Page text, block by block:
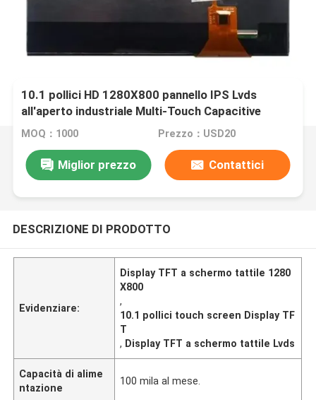
10.1 pollici HD 1280X800 pannello IPS Lvds
all'aperto industriale Multi-Touch Capacitive
Touch Screen TFT LCD Module Display
MOQ：1000 Prezzo：USD20
Miglior prezzo Contattici
DESCRIZIONE DI PRODOTTO
Evidenziare:
Display TFT a schermo tattile 1280
X800
,
10.1 pollici touch screen Display TF
T
, Display TFT a schermo tattile Lvds
Capacità di alime
ntazione
100 mila al mese.